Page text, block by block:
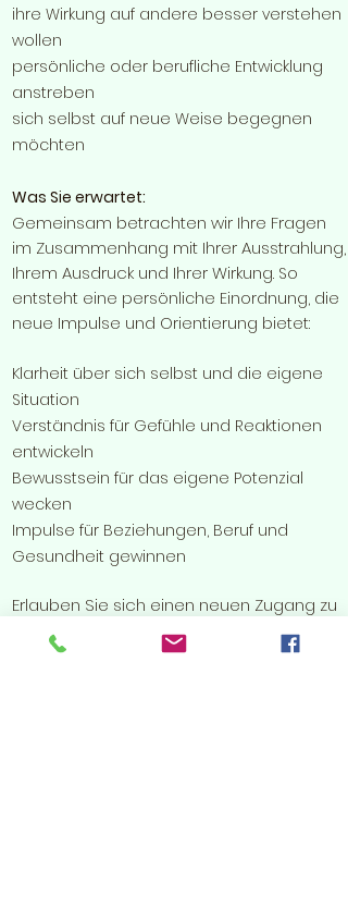
ihre Wirkung auf andere besser verstehen
wollen
persönliche oder berufliche Entwicklung
anstreben
sich selbst auf neue Weise begegnen
möchten
Was Sie erwartet:
Gemeinsam betrachten wir Ihre Fragen
im Zusammenhang mit Ihrer Ausstrahlung,
Ihrem Ausdruck und Ihrer Wirkung. So
entsteht eine persönliche Einordnung, die
neue Impulse und Orientierung bietet:
Klarheit über sich selbst und die eigene
Situation
Verständnis für Gefühle und Reaktionen
entwickeln
Bewusstsein für das eigene Potenzial
wecken
Impulse für Beziehungen, Beruf und
Gesundheit gewinnen
​Erlauben Sie sich einen neuen Zugang zu
Ihrer einzigartigen Persönlichkeit. Meine
Beratung schafft Raum für Reflexion,